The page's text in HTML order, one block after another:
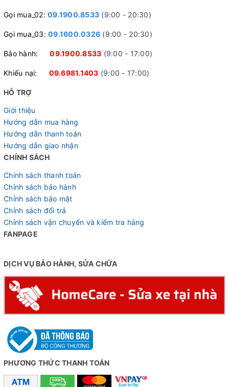
Gọi mua_02: 09.1900.8533 (9:00 - 20:30)
Gọi mua_03: 09.1600.0326 (9:00 - 20:30)
Bảo hành:09.1900.8533 (9:00 - 17:00)
Khiếu nại: 09.6981.1403 (9:00 - 17:00)
HỖ TRỢ
Giới thiệu
Hướng dẫn mua hàng
Hướng dẫn thanh toán
Hướng dẫn giao nhận
CHÍNH SÁCH
Chính sách thanh toán
Chỉnh sách bảo hành
Chỉnh sách bảo mật
Chỉnh sách đổi trả
Chỉnh sách vận chuyển và kiểm tra hàng
FANPAGE
DỊCH VỤ BẢO HÀNH, SỬA CHỮA
PHƯƠNG THỨC THANH TOÁN